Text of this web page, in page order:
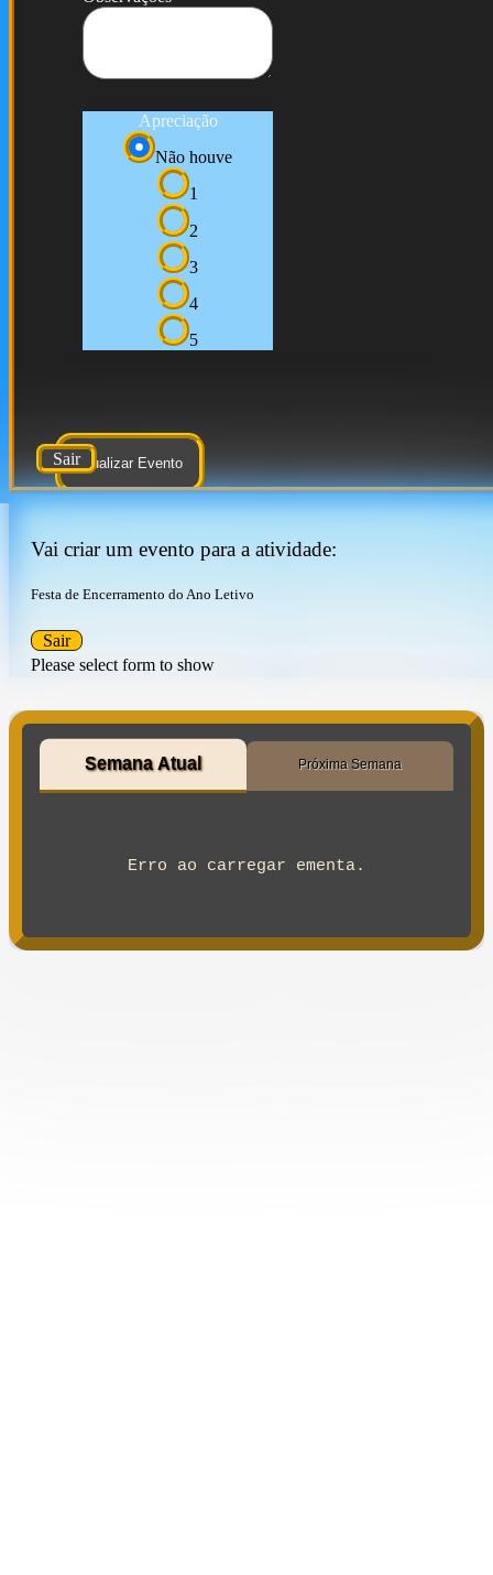
Apreciação
Não houve
1
2
3
4
5
Atualizar Evento
Sair
Vai criar um evento para a atividade:
Festa de Encerramento do Ano Letivo
Please select form to show
Sair
Semana Atual Próxima Semana
Erro ao carregar ementa.